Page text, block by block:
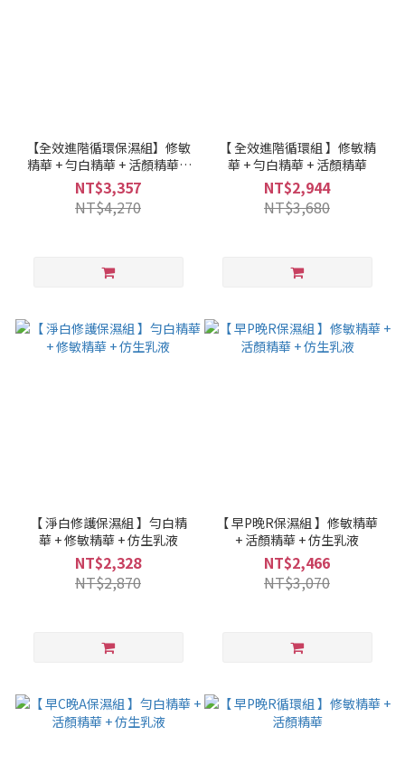
【全效進階循環保濕組】修敏
精華 + 勻白精華 + 活顏精華 +
仿生乳液
NT$3,357
NT$4,270
【 全效進階循環組 】修敏精
華 + 勻白精華 + 活顏精華
NT$2,944
NT$3,680
【 淨白修護保濕組 】勻白精
華 + 修敏精華 + 仿生乳液
NT$2,328
NT$2,870
【 早P晚R保濕組 】修敏精華
+ 活顏精華 + 仿生乳液
NT$2,466
NT$3,070